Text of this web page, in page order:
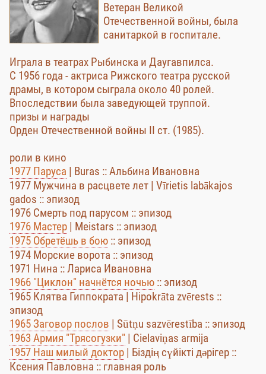
Ветеран Великой
Отечественной войны, была
санитаркой в госпитале.
Играла в театрах Рыбинска и Даугавпилса.
С 1956 года - актриса Рижского театра русской
драмы, в котором сыграла около 40 ролей.
Впоследствии была заведующей труппой.
призы и награды
Орден Отечественной войны II ст. (1985).
роли в кино
1977 Паруса | Buras :: Альбина Ивановна
1977 Мужчина в расцвете лет | Vīrietis labākajos
gados :: эпизод
1976 Смерть под парусом :: эпизод
1976 Мастер | Meistars :: эпизод
1975 Обретёшь в бою :: эпизод
1974 Морские ворота :: эпизод
1971 Нина :: Лариса Ивановна
1966 "Циклон" начнётся ночью :: эпизод
1965 Клятва Гиппократа | Hipokrāta zvērests ::
эпизод
1965 Заговор послов | Sūtņu sazvērestība :: эпизод
1963 Армия "Трясогузки" | Cielaviņas armija
1957 Наш милый доктор | Біздің сүйікті дәрігер ::
Ксения Павловна :: главная роль